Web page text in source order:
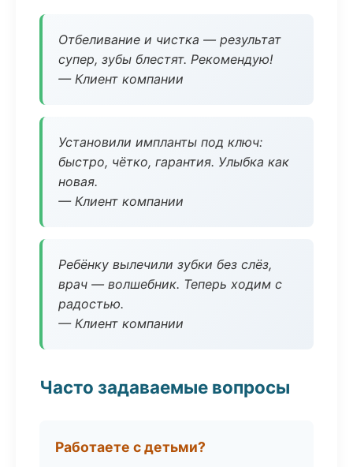
Отбеливание и чистка — результат
супер, зубы блестят. Рекомендую!
— Клиент компании
Установили импланты под ключ:
быстро, чётко, гарантия. Улыбка как
новая.
— Клиент компании
Ребёнку вылечили зубки без слёз,
врач — волшебник. Теперь ходим с
радостью.
— Клиент компании
Часто задаваемые вопросы
Работаете с детьми?